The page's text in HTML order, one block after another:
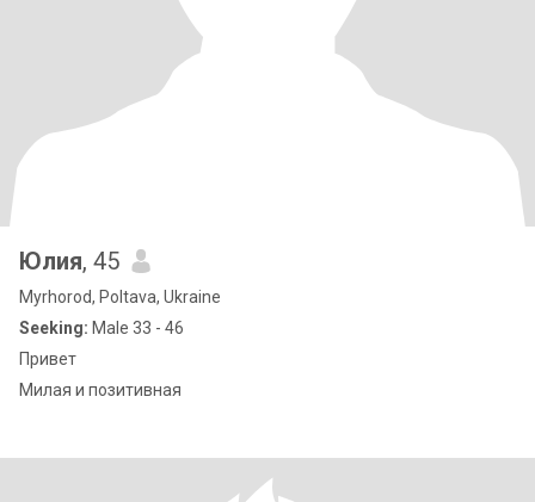
Юлия, 45
Myrhorod, Poltava, Ukraine
Seeking: Male 33 - 46
Привет
Милая и позитивная